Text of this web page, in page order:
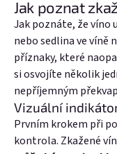
Nová registrace
Jak poznat
Jak poznáte, že víno
nebo sedlina ve
příznaky, které
si osvojíte několik
nepříjemným
Vizuální
Prvním krokem při
kontrola. Zkažené